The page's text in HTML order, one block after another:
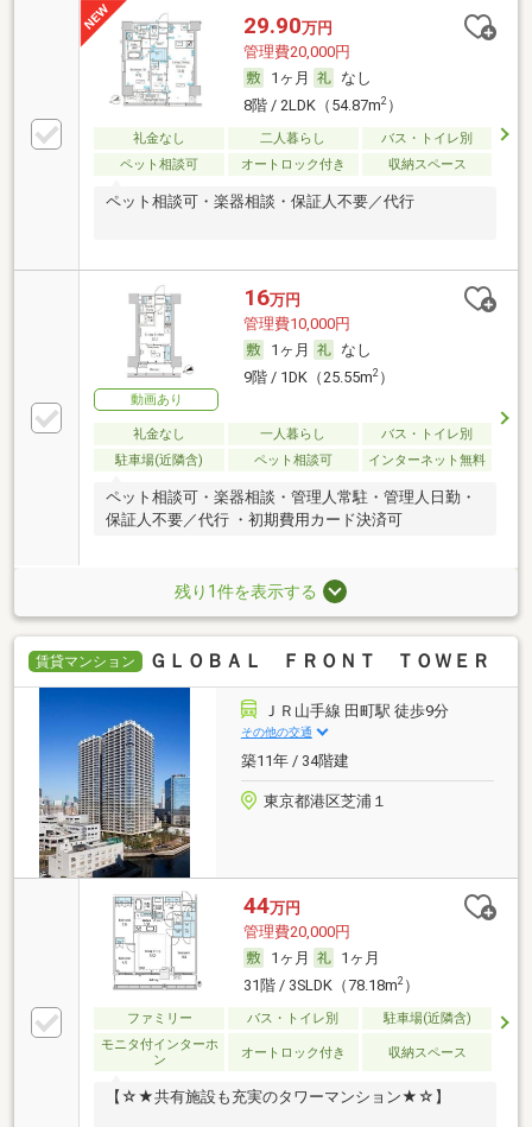
29.90万円
管理費20,000円
1ヶ月
なし
8階 / 2LDK（54.87m2）
礼金なし 二人暮らし
バス・トイレ別
ペット相談可
オートロック付き 収納スペース
ペット相談可・楽器相談・保証人不要／代行
動画あり
16万円
管理費10,000円
1ヶ月
なし
9階 / 1DK（25.55m2）
礼金なし 一人暮らし
バス・トイレ別
駐車場(近隣含)
ペット相談可 インターネット無料
ペット相談可・楽器相談・管理人常駐・管理人日勤・
保証人不要／代行 ・初期費用カード決済可
残り1件を表示する
賃貸マンション ＧＬＯＢＡＬ ＦＲＯＮＴ ＴＯＷＥＲ
ＪＲ山手線 田町駅 徒歩9分
その他の交通
築11年 / 34階建
東京都港区芝浦１
44万円
管理費20,000円
1ヶ月
1ヶ月
31階 / 3SLDK（78.18m2）
ファミリー バス・トイレ別
駐車場(近隣含)
モニタ付インターホ
ン
オートロック付き 収納スペース
【☆★共有施設も充実のタワーマンション★☆】